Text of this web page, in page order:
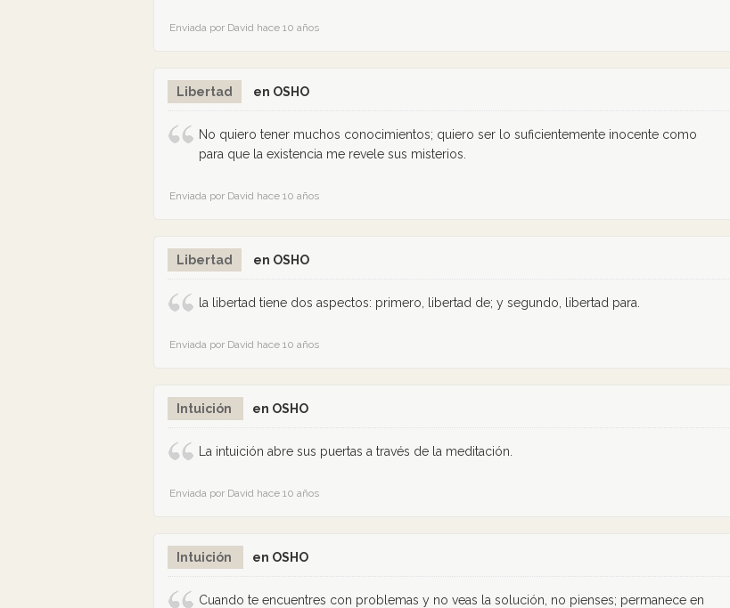
Enviada por David hace 10 años
Libertad en OSHO
No quiero tener muchos conocimientos; quiero ser lo suficientemente inocente como
para que la existencia me revele sus misterios.
Enviada por David hace 10 años
Libertad en OSHO
la libertad tiene dos aspectos: primero, libertad de; y segundo, libertad para.
Enviada por David hace 10 años
Intuición en OSHO
La intuición abre sus puertas a través de la meditación.
Enviada por David hace 10 años
Intuición en OSHO
Cuando te encuentres con problemas y no veas la solución, no pienses; permanece en